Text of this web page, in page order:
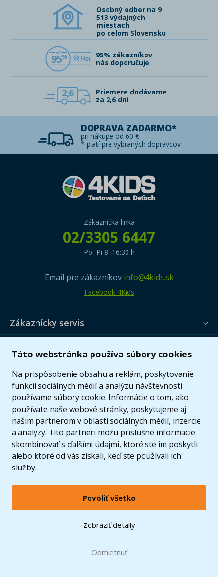
Táto webstránka používa súbory cookies
Na prispôsobenie obsahu a reklám, poskytovanie
funkcií sociálnych médií a analýzu návštevnosti
používame súbory cookie. Informácie o tom, ako
používate naše webové stránky, poskytujeme aj
našim partnerom v oblasti sociálnych médií, inzercie
a analýzy. Títo partneri môžu príslušné informácie
skombinovať s ďalšími údajmi, ktoré ste im poskytli
alebo ktoré od vás získali, keď ste používali ich
služby.
Povoliť všetko
Zobraziť detaily
Odmietnuť
Osobný odber na 9
513 výdajných
miestach
po celom Slovensku
95
95% zákazníkov
nás doporučuje
2,6
Priemere dodávame
za 2,6 dni
DOPRAVA ZADARMO*
pri nákupe od 60 €
* platí pre vybraných dopravcov
Zákaznícka linka
02/3305 6447
Po–Pi 8–16:30 h
Email pre zákazníkov info@4kids.sk
Facebook 4Kids
Zákaznícky servis
© 2005 - 2026 Copyright 4kids.sk
LEGO, logo LEGO a minifigúrka sú ochrannými známkami spoločnosti LEGO Group. ©
2024 The LEGO Group.
Zobraziť verziu pre desktop
Doprava zadarmopri nákupe od